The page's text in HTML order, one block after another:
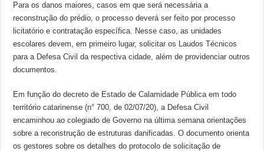
Para os danos maiores, casos em que será necessária a
reconstrução do prédio, o processo deverá ser feito por processo
licitatório e contratação específica. Nesse caso, as unidades
escolares devem, em primeiro lugar, solicitar os Laudos Técnicos
para a Defesa Civil da respectiva cidade, além de providenciar outros
documentos.
Em função do decreto de Estado de Calamidade Pública em todo
território catarinense (n° 700, de 02/07/20), a Defesa Civil
encaminhou ao colegiado de Governo na última semana orientações
sobre a reconstrução de estruturas danificadas. O documento orienta
os gestores sobre os detalhes do protocolo de solicitação de